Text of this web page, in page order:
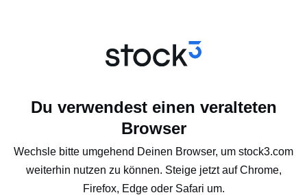
Du verwendest einen veralteten
Browser
Wechsle bitte umgehend Deinen Browser, um stock3.com
weiterhin nutzen zu können. Steige jetzt auf Chrome,
Firefox, Edge oder Safari um.